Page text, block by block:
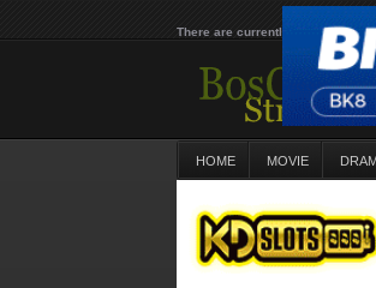
There are currently 25642 movies
HOME MOVIE